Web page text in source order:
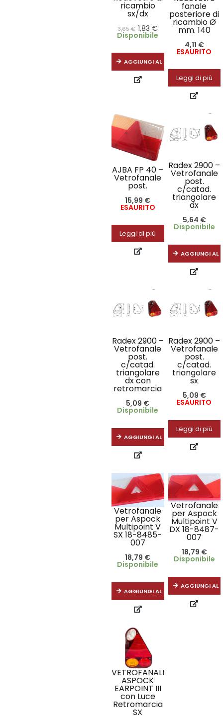
ricambio
sx/dx
3,65€ 1,83€
Disponibile
AGGIUNGI AL CARRELLO
fanale
posteriore di
ricambio Ø
mm. 140
4,11 €
ESAURITO
Leggi di più
AJBA FP 40 –
Vetrofanale
post.
15,99 €
ESAURITO
Leggi di più
Radex 2900 –
Vetrofanale
post.
c/catad.
triangolare
dx
5,64 €
Disponibile
AGGIUNGI AL
Radex 2900 –
Vetrofanale
post.
c/catad.
triangolare
dx con
retromarcia
5,09 €
Disponibile
AGGIUNGI AL CARRELLO
Radex 2900 –
Vetrofanale
post.
c/catad.
triangolare
sx
5,09 €
ESAURITO
Leggi di più
Vetrofanale
per Aspock
Multipoint V
SX 18-8485-
007
18,79 €
Disponibile
AGGIUNGI AL CARRELLO
Vetrofanale
per Aspock
Multipoint V
DX 18-8487-
007
18,79 €
Disponibile
AGGIUNGI AL
VETROFANALE
ASPOCK
EARPOINT III
con Luce
Retromarcia
SX